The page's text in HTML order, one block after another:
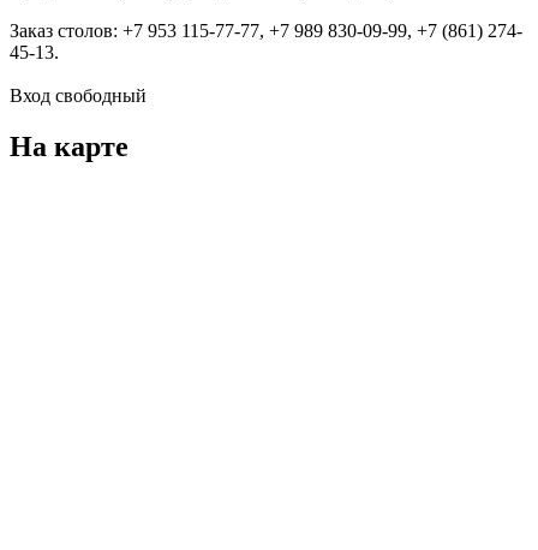
Заказ столов: +7 953 115-77-77, +7 989 830-09-99, +7 (861) 274-
45-13.
Вход свободный
На карте